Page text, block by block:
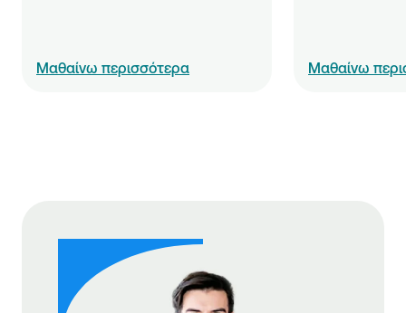
Μαθαίνω περισσότερα Μαθαίνω